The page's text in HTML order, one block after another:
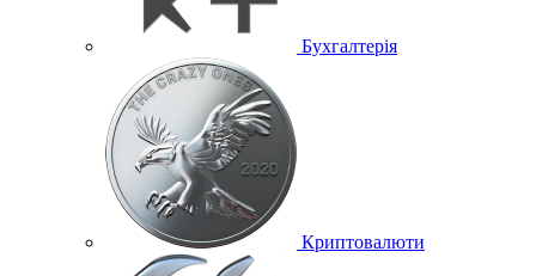
Бухгалтерія
Криптовалюти